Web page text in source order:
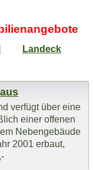
Landeck
verfügt über eine
einer offenen
Nebengebäude
2001 erbaut,